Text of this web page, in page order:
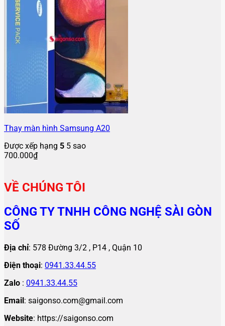
Thay màn hình Samsung A20
Được xếp hạng 5 5 sao
700.000₫
VỀ CHÚNG TÔI
CÔNG TY TNHH CÔNG NGHỆ SÀI GÒN
SỐ
Địa chỉ: 578 Đường 3/2 , P14 , Quận 10
Điện thoại: 0941.33.44.55
Zalo : 0941.33.44.55
Email : saigonso.com@gmail.com
Website: https://saigonso.com